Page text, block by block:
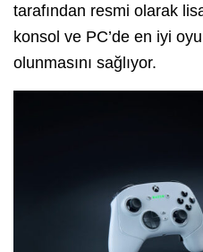
tarafından resmi olarak
konsol ve PC’de en iyi
olunmasını sağlıyor.